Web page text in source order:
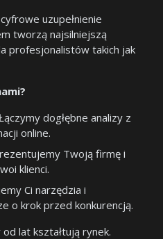
uzupełnienie
tworzą najsilniejszą
profesjonalistów takich jak
dogłębne analizy z
online.
Twoją firmę i
klienci.
Ci narzędzia i
o krok przed konkurencją.
lat kształtują rynek.